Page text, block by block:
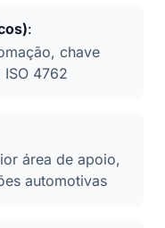
:
chave
4762
área de apoio,
automotivas